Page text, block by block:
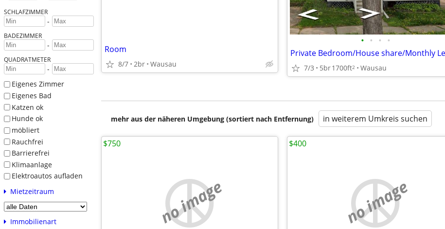
SCHLAFZIMMER
-
BADEZIMMER
-
QUADRATMETER
-
Eigenes Zimmer
Eigenes Bad
Katzen ok
Hunde ok
möbliert
Rauchfrei
Barrierefrei
Klimaanlage
Elektroautos aufladen
Mietzeitraum
Immobilienart
Room
8/7 2br Wausau
• • • •
Private Bedroom/House share/Monthly
7/3 5br1700ft2 Wausau
mehr aus der näheren Umgebung (sortiert nach Entfernung) in weiterem Umkreis suchen
no image
$750
no image
$400